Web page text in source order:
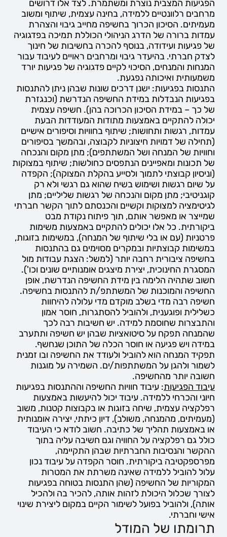
הפגיעות המצבית נוצרת ומשתמרת. לצד אלו דרושים
מרחבים רלוונטיים ללמידה, בחינה עצמית, שיתוף ומשוב
מעמיתים. הסיכון הכרוך בחשיפה מחייב גיבוי והצהרת
עמדות ברורה של הדרג הניהולי הכוללת תמיכה בפדגוגיה
של פגיעות ועידודה, בנוסף להכרה בחשיבות של חינוך
לצדק חברתי. בהיעדר גיבוי ומרחבים ראויים לעיבוד עבור
המנחות והמנחים, הסיכוי לקיים פדגוגיה של פגיעות יורד
משמעותית ואיכותה נפגעת.
התנסות בפגיעות: ישנן דרכים שונות שבהן ניתן להתנסות
בפגיעות הנבדלות במידת החשיפה הנדרשת (וכנגזרת
של כך – במידת הסיכון הכרוכה בהן). חשיפה עצמית
יכולה להתקיים באמצעות מתודות המעודדות הבעת
עמדות, רגשות ותחושות; שיתוף בחוויות וסיפורים אישיים
(תחילה של דמויות חיצוניות לקבוצה, ובהמשך בסיפורים
וחוויות של המנחה ושל המשתתפים); מתן מקום והנכחה
של תכונות ומאפיינים הנתפסים כחולשות; שיתוף במצוקות
(וניסיון קבוצתי לתמוך ולסייע בהקלת המצוקה); הקפדה
על שיום רגשות ושימוש בשיח שהוא גם רגשי ולא רק
קוגניטיבי; מתן מקום והנכחה של רגשות שליליים; מתן
לגיטימציה למצוקות וקשיים והכנסתם לתוך הקשר חברתי
שמייצר או מאפשר אותם, תוך פיתוח נקודת מבט
ביקורתית. כל אלו יכולים להתקיים באמצעות משימות
פרטניות (עם או בלי שיתוף של המנחה), במשימות בזוגות,
במשימות קבוצתיות ובמקרים מסוימים גם בהתנסות
בחשיפה ציבורית רחבה יותר (למשל: הצגת עבודות מול
המסגרת החינוכית, יצירת מיצגים אומנותיים שונים וכו').
חשוב שתהיה הלימה בין מידת החשיפה הנדרשת, אופן
החשיפה והמוכנות של המשתתפ/ת להתנסות בחשיפה.
חשיפה רבה מדי בשלב מוקדם מדי עלולה להיחוות
כשלילית ופוגענית, ולהוביל להסתגרות, חוסר אמון
והתבצרות שחוסמת למידה. יש חשיבות רבה לכך
שהמנחה תפקח על סיטואציות שבהן יש חשיפה ותתערב
במידה ויש פגיעה או חוסר הכלה של התוכן שנחשף.
תפקיד המנחה הוא להוביל ולעודד את החשיפה ובו זמנית
לשמור ולהגן על המשתתפות/ים. השמירה על מוגנות
חשובה יותר מהחשיפה.
עיבוד הפגיעות: עיבוד חוויות החשיפה וההתנסות בפגיעות
חיוני והכרחי ללמידה. עיבוד יכול להיעשות באמצעות
רפלקציה עצמית, שיחה בזוגות או בקבוצות קטנות, משוב
(מעמיתים, מהמנחה, משולב), דיון כיתתי, יצירה אומנותית
או באמצעות תהליך של כתיבה. חשוב לודא כי העיבוד
כולל גם רפלקציה על החוויה וגם חשיבה עליה בתוך
ההקשר והנסיבות החברתיות שבהן התקיימה,
מפרספקטיבה ביקורתית. חוסר הקפדה על עיבוד נכון
עלול להוביל ללמידה שאינה משרתת את המטרות
המקוריות של החשיפה (שהן התנסות בטוחה בפגיעות
לצורך שכלול היכולת לזהות אותה, להכיר בה ולהכיל
אותה), ולהוביל בפועל לשימור הקיים במקום ליצירת שינוי
אישי וחברתי.
תרומתו של המודל